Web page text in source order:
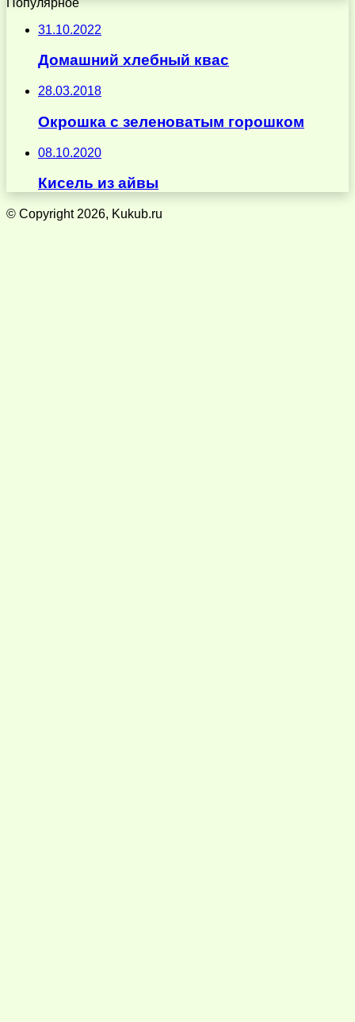
31.10.2022
Домашний хлебный квас
28.03.2018
Окрошка с зеленоватым горошком
08.10.2020
Кисель из айвы
© Copyright 2026, Kukub.ru